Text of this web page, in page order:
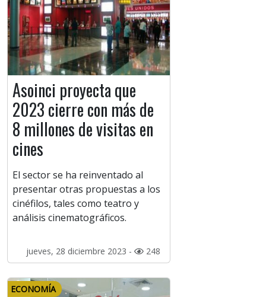
Asoinci proyecta que
2023 cierre con más de
8 millones de visitas en
cines
El sector se ha reinventado al
presentar otras propuestas a los
cinéfilos, tales como teatro y
análisis cinematográficos.
jueves, 28 diciembre 2023 - 248
ECONOMÍA